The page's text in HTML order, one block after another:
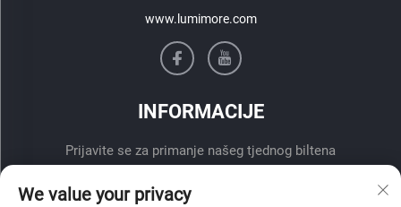
www.lumimore.com
INFORMACIJE
Prijavite se za primanje našeg tjednog biltena
We value your privacy